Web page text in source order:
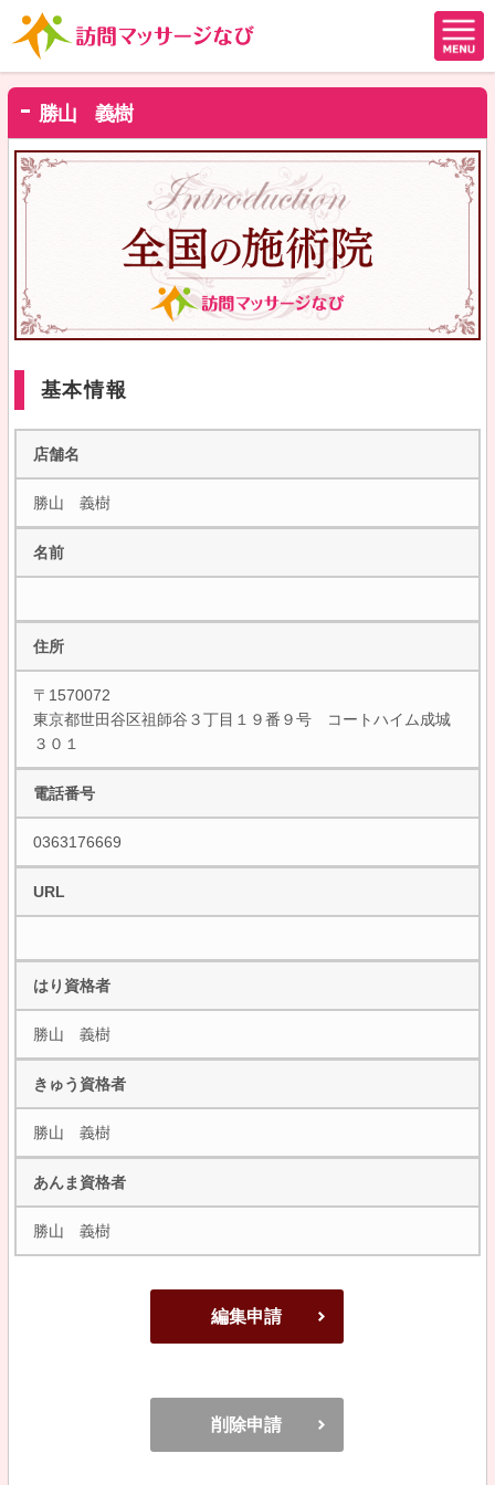
勝山 義樹
基本情報
店舗名
勝山 義樹
名前
住所
〒1570072
東京都世田谷区祖師谷３丁目１９番９号 コートハイム成城
３０１
電話番号
0363176669
URL
はり資格者
勝山 義樹
きゅう資格者
勝山 義樹
あんま資格者
勝山 義樹
編集申請
削除申請